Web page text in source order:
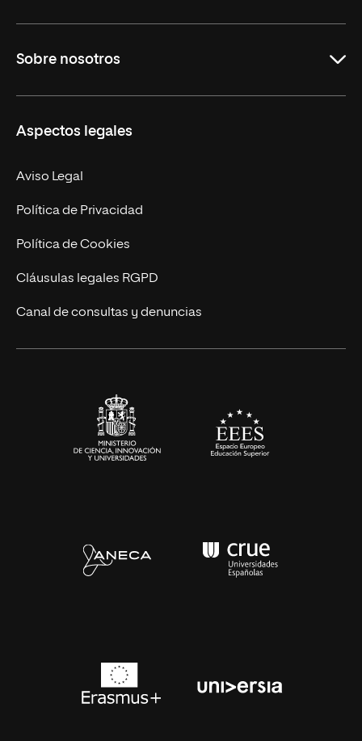
Másteres Oficiales
Doctorados
Experto Universitario
Postgrados
Cursos Universitarios
Sobre nosotros
Facultades
Nuestro Equipo
Trabaja en UNIR
Actualidad
UNIR Revista
Eventos
Aspectos legales
Aviso Legal
Política de Privacidad
Política de Cookies
Cláusulas legales RGPD
Canal de consultas y denuncias